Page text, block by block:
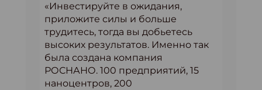
«Инвестируйте в ожидания,
приложите силы и больше
трудитесь, тогда вы добьетесь
высоких результатов. Именно так
была создана компания
РОСНАНО. 100 предприятий, 15
наноцентров, 200